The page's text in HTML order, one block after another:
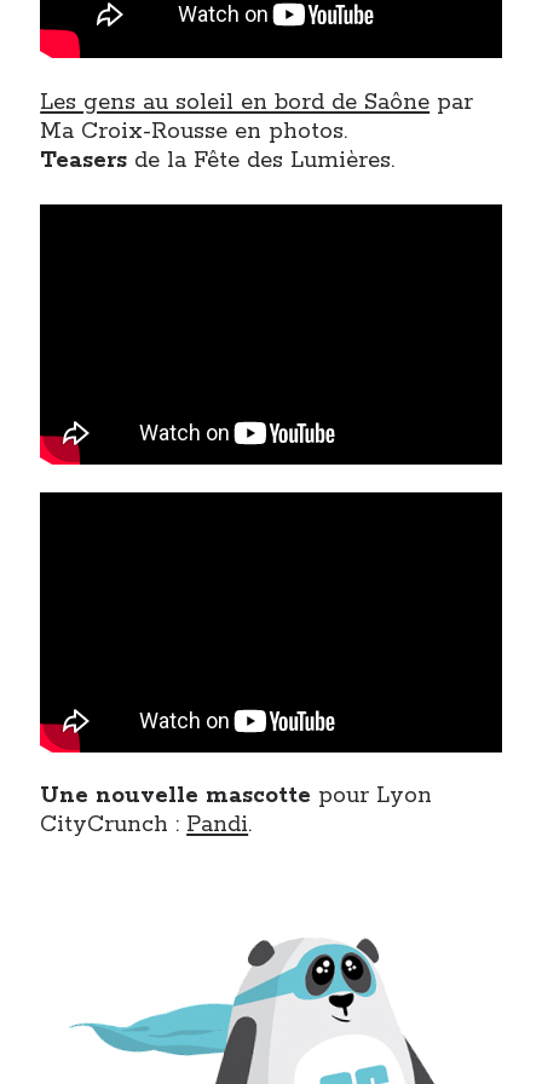
Post inutile
Proust
Sorties cuculturelles
Tavukoi
Vidéos
Les gens au soleil en bord de Saône par
Ma Croix-Rousse en photos.
Teasers de la Fête des Lumières.
Une nouvelle mascotte pour Lyon
CityCrunch : Pandi.